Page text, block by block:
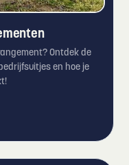
Ontdek de
en hoe je